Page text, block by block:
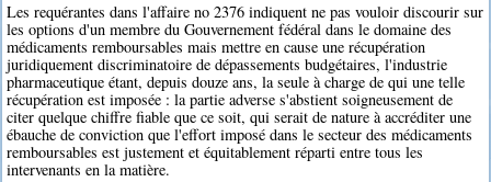
Les requérantes dans l'affaire no 2376 indiquent ne pas vouloir discourir sur
les options d'un membre du Gouvernement fédéral dans le domaine des
médicaments remboursables mais mettre en cause une récupération
juridiquement discriminatoire de dépassements budgétaires, l'industrie
pharmaceutique étant, depuis douze ans, la seule à charge de qui une telle
récupération est imposée : la partie adverse s'abstient soigneusement de
citer quelque chiffre fiable que ce soit, qui serait de nature à accréditer une
ébauche de conviction que l'effort imposé dans le secteur des médicaments
remboursables est justement et équitablement réparti entre tous les
intervenants en la matière.